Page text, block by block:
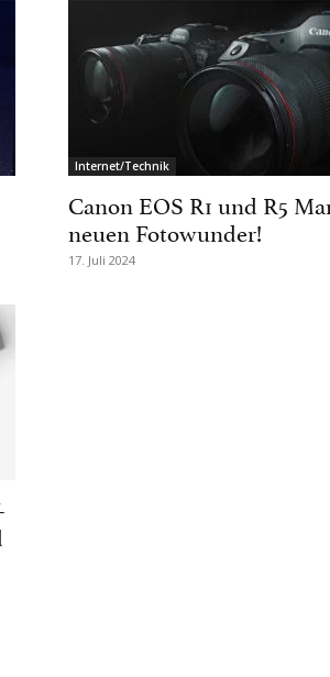
Internet/Technik
Canon EOS R1 und R5
neuen Fotowunder!
17. Juli 2024